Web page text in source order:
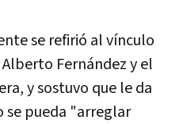
se refirió al vínculo
Fernández y el
y sostuvo que le da
se pueda "arreglar